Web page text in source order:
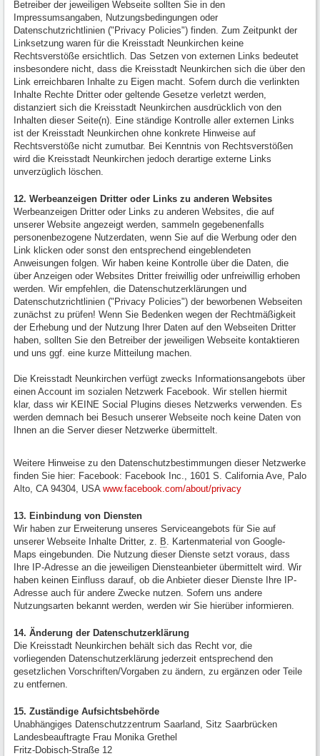
Betreiber der jeweiligen Webseite sollten Sie in den
Impressumsangaben, Nutzungsbedingungen oder
Datenschutzrichtlinien ("Privacy Policies") finden. Zum Zeitpunkt der
Linksetzung waren für die Kreisstadt Neunkirchen keine
Rechtsverstöße ersichtlich. Das Setzen von externen Links bedeutet
insbesondere nicht, dass die Kreisstadt Neunkirchen sich die über den
Link erreichbaren Inhalte zu Eigen macht. Sofern durch die verlinkten
Inhalte Rechte Dritter oder geltende Gesetze verletzt werden,
distanziert sich die Kreisstadt Neunkirchen ausdrücklich von den
Inhalten dieser Seite(n). Eine ständige Kontrolle aller externen Links
ist der Kreisstadt Neunkirchen ohne konkrete Hinweise auf
Rechtsverstöße nicht zumutbar. Bei Kenntnis von Rechtsverstößen
wird die Kreisstadt Neunkirchen jedoch derartige externe Links
unverzüglich löschen.
12. Werbeanzeigen Dritter oder Links zu anderen Websites
Werbeanzeigen Dritter oder Links zu anderen Websites, die auf
unserer Website angezeigt werden, sammeln gegebenenfalls
personenbezogene Nutzerdaten, wenn Sie auf die Werbung oder den
Link klicken oder sonst den entsprechend eingeblendeten
Anweisungen folgen. Wir haben keine Kontrolle über die Daten, die
über Anzeigen oder Websites Dritter freiwillig oder unfreiwillig erhoben
werden. Wir empfehlen, die Datenschutzerklärungen und
Datenschutzrichtlinien ("Privacy Policies") der beworbenen Webseiten
zunächst zu prüfen! Wenn Sie Bedenken wegen der Rechtmäßigkeit
der Erhebung und der Nutzung Ihrer Daten auf den Webseiten Dritter
haben, sollten Sie den Betreiber der jeweiligen Webseite kontaktieren
und uns ggf. eine kurze Mitteilung machen.
Die Kreisstadt Neunkirchen verfügt zwecks Informationsangebots über
einen Account im sozialen Netzwerk Facebook. Wir stellen hiermit
klar, dass wir KEINE Social Plugins dieses Netzwerks verwenden. Es
werden demnach bei Besuch unserer Webseite noch keine Daten von
Ihnen an die Server dieser Netzwerke übermittelt.
Weitere Hinweise zu den Datenschutzbestimmungen dieser Netzwerke
finden Sie hier: Facebook: Facebook Inc., 1601 S. California Ave, Palo
Alto, CA 94304, USA www.facebook.com/about/privacy
13. Einbindung von Diensten
Wir haben zur Erweiterung unseres Serviceangebots für Sie auf
unserer Webseite Inhalte Dritter, z. B . Kartenmaterial von Google-
Maps eingebunden. Die Nutzung dieser Dienste setzt voraus, dass
Ihre IP-Adresse an die jeweiligen Diensteanbieter übermittelt wird. Wir
haben keinen Einfluss darauf, ob die Anbieter dieser Dienste Ihre IP-
Adresse auch für andere Zwecke nutzen. Sofern uns andere
Nutzungsarten bekannt werden, werden wir Sie hierüber informieren.
14. Änderung der Datenschutzerklärung
Die Kreisstadt Neunkirchen behält sich das Recht vor, die
vorliegenden Datenschutzerklärung jederzeit entsprechend den
gesetzlichen Vorschriften/Vorgaben zu ändern, zu ergänzen oder Teile
zu entfernen.
15. Zuständige Aufsichtsbehörde
Unabhängiges Datenschutzzentrum Saarland, Sitz Saarbrücken
Landesbeauftragte Frau Monika Grethel
Fritz-Dobisch-Straße 12